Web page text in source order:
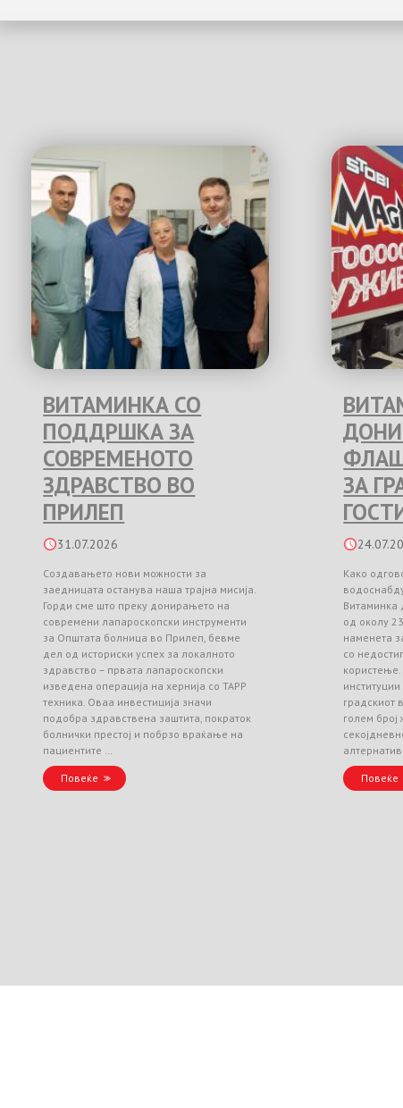
ВИТАМИНКА СО
ПОДДРШКА ЗА
СОВРЕМЕНОТО
ЗДРАВСТВО ВО
ПРИЛЕП
31.07.2026
Создавањето нови можности за
заедницата останува наша трајна мисија.
Горди сме што преку донирањето на
современи лапароскопски инструменти
за Општата болница во Прилеп, бевме
дел од историски успех за локалното
здравство – првата лапароскопски
изведена операција на хернија со TAPP
техника. Оваа инвестиција значи
подобра здравствена заштита, пократок
болнички престој и побрзо враќање на
пациентите …
Повеќе
ЗА
Како
Витаминка
од околу
наменета
со
градскиот
голем
Повеќе